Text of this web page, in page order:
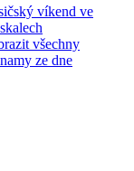
víkend ve
všechny
ze dne